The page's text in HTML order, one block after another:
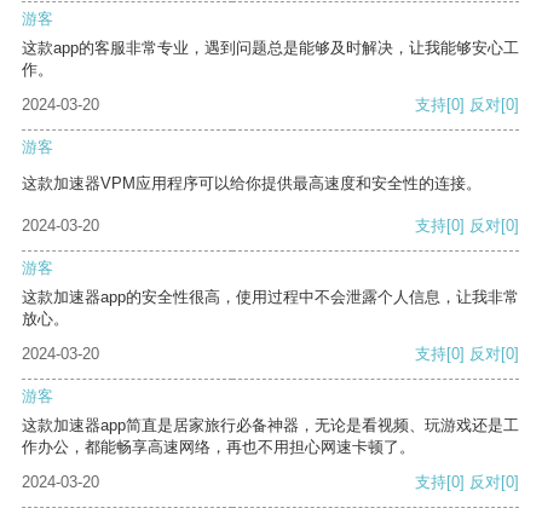
游客
这款app的客服非常专业，遇到问题总是能够及时解决，让我能够安心工
作。
2024-03-20
支持[0] 反对[0]
游客
这款加速器VPM应用程序可以给你提供最高速度和安全性的连接。
2024-03-20 支持[0] 反对[0]
游客
这款加速器app的安全性很高，使用过程中不会泄露个人信息，让我非常
放心。
2024-03-20
支持[0] 反对[0]
游客
这款加速器app简直是居家旅行必备神器，无论是看视频、玩游戏还是工
作办公，都能畅享高速网络，再也不用担心网速卡顿了。
2024-03-20
支持[0] 反对[0]